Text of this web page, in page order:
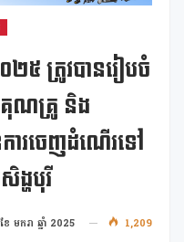
២៥ ត្រូវបានរៀបចំ
ណគ្រូ និង
រចេញដំណើរទៅ
ង្ហបុរី
ែ មករា ឆ្នាំ 2025 1,209